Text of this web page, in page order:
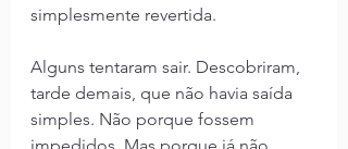
simplesmente revertida.
Alguns tentaram sair. Descobriram,
tarde demais, que não havia saída
simples. Não porque fossem